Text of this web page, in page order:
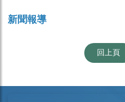
新聞報導
回上頁